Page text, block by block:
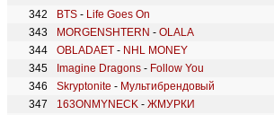
BTS - Life Goes On
MORGENSHTERN - OLALA
OBLADAET - NHL MONEY
Imagine Dragons - Follow You
Skryptonite - Мультибрендовый
163ONMYNECK - ЖМУРКИ